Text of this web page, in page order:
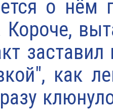
о
Короче,
как